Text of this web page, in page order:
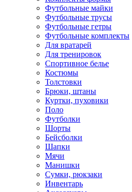
Футбольные майки
Футбольные трусы
Футбольные гетры
Футбольные комплекты
Для вратарей
Для тренировок
Спортивное белье
Костюмы
Толстовки
Брюки, штаны
Куртки, пуховики
Поло
Футболки
Шорты
Бейсболки
Шапки
Мячи
Манишки
Сумки, рюкзаки
Инвентарь